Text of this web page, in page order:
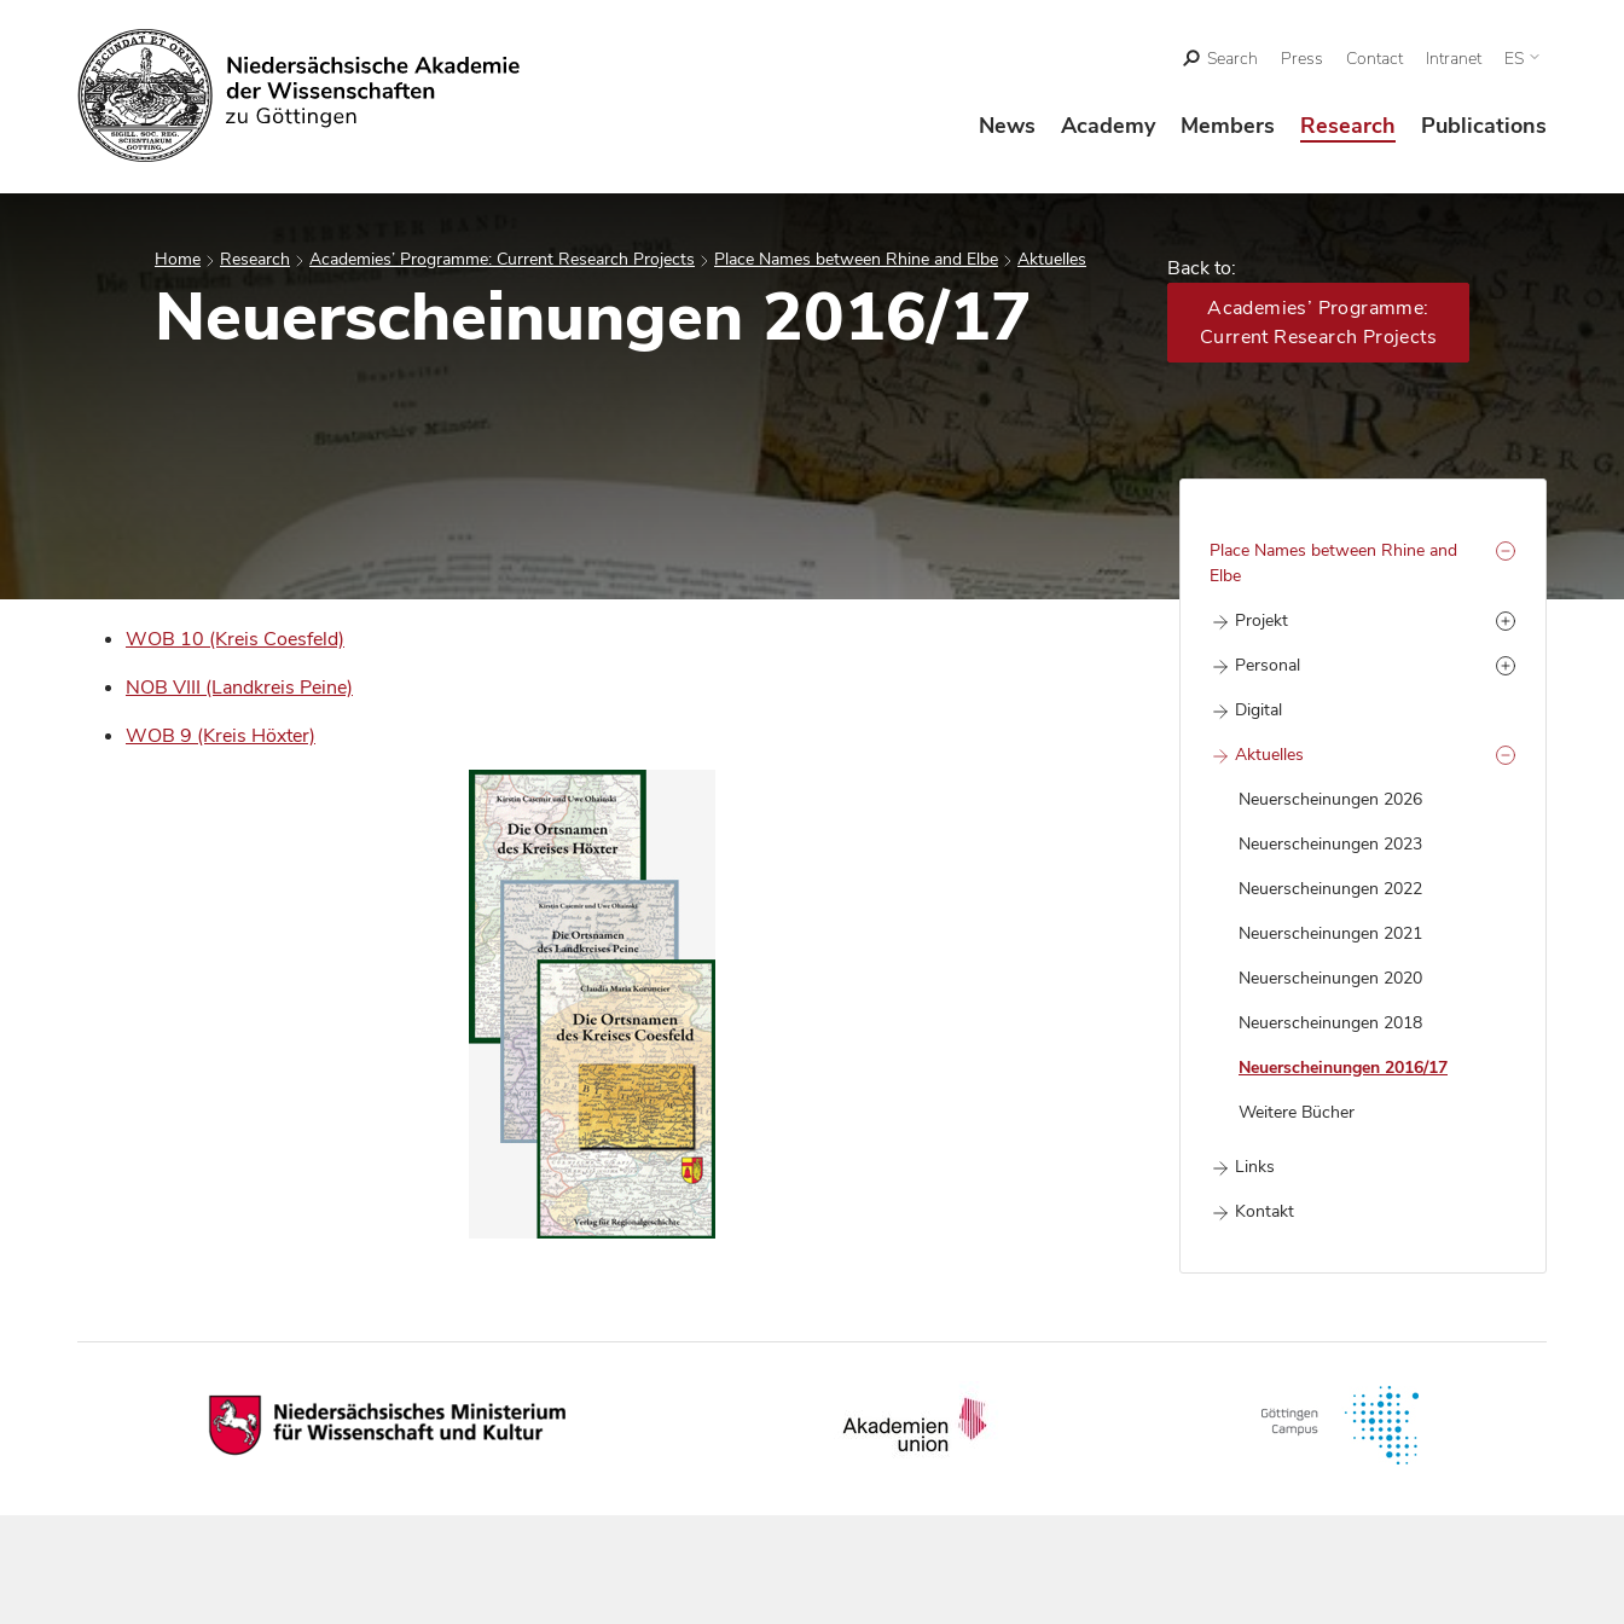
Search
Search Press Contact Intranet ES
News Academy Members Research Publications
Home Research Academies’ Programme: Current Research Projects Place Names between Rhine and Elbe Aktuelles
Neuerscheinungen 2016/17
Back to:
Academies’ Programme:
Current Research Projects
Place Names between Rhine and
Elbe
Projekt
Personal
Digital
Aktuelles
Neuerscheinungen 2026
Neuerscheinungen 2023
Neuerscheinungen 2022
Neuerscheinungen 2021
Neuerscheinungen 2020
Neuerscheinungen 2018
Neuerscheinungen 2016/17
Weitere Bücher
Links
Kontakt
WOB 10 (Kreis Coesfeld)
NOB VIII (Landkreis Peine)
WOB 9 (Kreis Höxter)